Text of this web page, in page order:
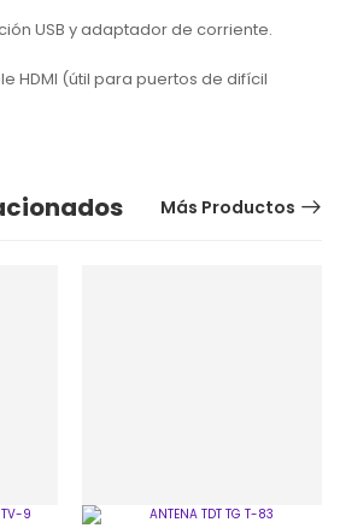
USB y adaptador de corriente.
HDMI (útil para puertos de difícil
Más Productos